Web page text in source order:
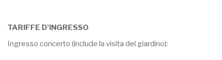
TARIFFE D'INGRESSO
Ingresso concerto (include la visita del giardino):